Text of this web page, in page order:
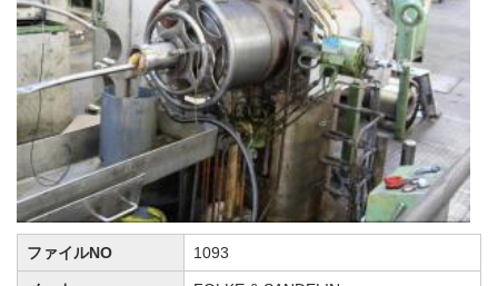
ファイルNO 1093